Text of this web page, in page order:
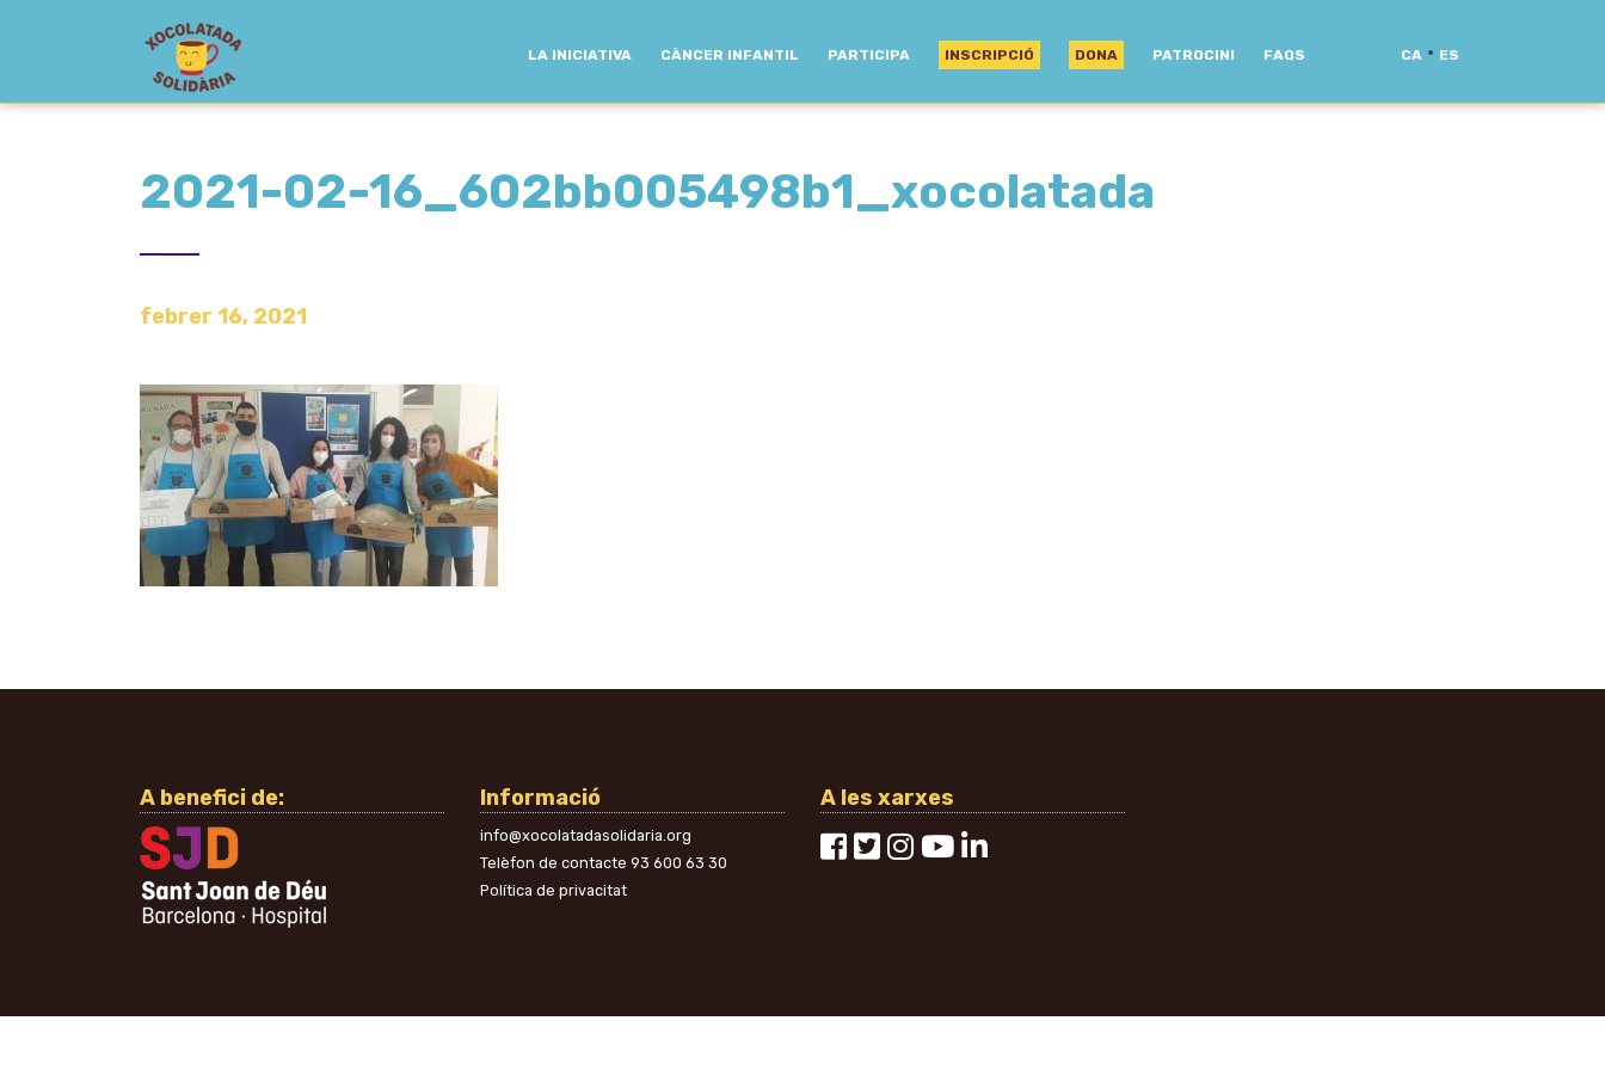
LA INICIATIVA CÀNCER INFANTIL PARTICIPA INSCRIPCIÓ DONA PATROCINI FAQS CA · ES
2021-02-16_602bb005498b1_xocolatada
febrer 16, 2021
A benefici de: Informació
info@xocolatadasolidaria.org
Telèfon de contacte 93 600 63 30
Política de privacitat
A les xarxes